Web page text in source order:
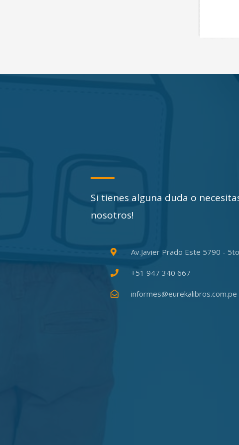
Si tienes alguna duda o
nosotros!
Av.Javier Prado Este 5790 -
+51 947 340 667
informes@eurekalibros.com.pe